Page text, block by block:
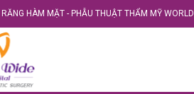
RĂNG HÀM MẶT - PHẪU THUẬT THẨM MỸ